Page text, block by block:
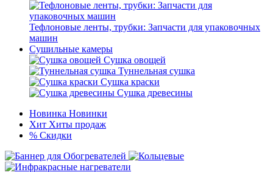
Тефлоновые ленты, трубки: Запчасти для упаковочных
машин
Сушильные камеры
Сушка овощей
Туннельная сушка
Сушка краски
Сушка древесины
Новинка Новинки
Хит Хиты продаж
% Скидки